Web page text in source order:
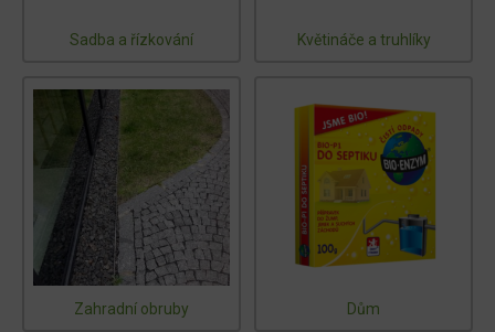
Sadba a řízkování Květináče a truhlíky
Zahradní obruby Dům